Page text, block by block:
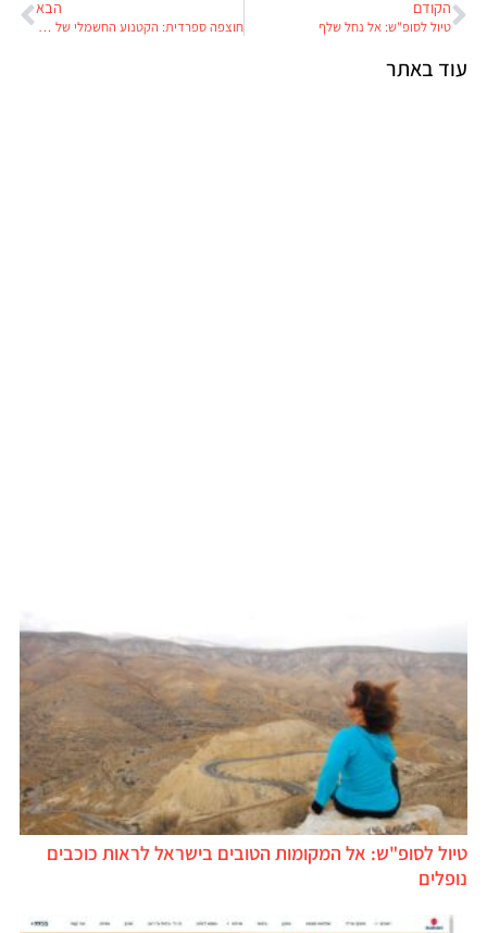
הקודם
טיול לסופ"ש: אל נחל שלף
הבא
חוצפה ספרדית: הקטנוע החשמלי של Nerva מאמץ טכנולוגיית סוללות חדשה
עוד באתר
טיול לסופ"ש: אל המקומות הטובים בישראל לראות כוכבים
נופלים